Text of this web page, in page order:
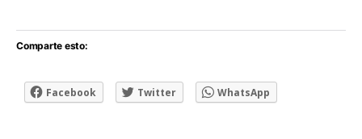
Comparte esto:
Facebook Twitter WhatsApp